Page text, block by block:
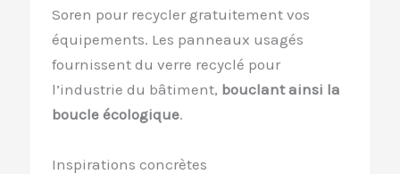
Soren pour recycler gratuitement vos
équipements. Les panneaux usagés
fournissent du verre recyclé pour
l’industrie du bâtiment, bouclant ainsi la
boucle écologique.
Inspirations concrètes